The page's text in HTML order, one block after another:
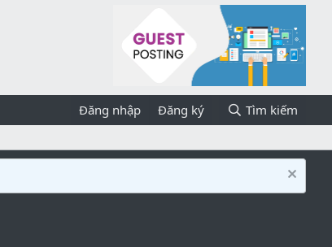
Đăng nhập Đăng ký Tìm kiếm